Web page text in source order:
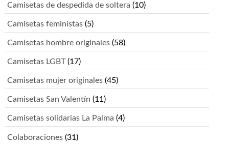
Camisetas de despedida de soltera (10)
Camisetas feministas (5)
Camisetas hombre originales (58)
Camisetas LGBT (17)
Camisetas mujer originales (45)
Camisetas San Valentín (11)
Camisetas solidarias La Palma (4)
Colaboraciones (31)